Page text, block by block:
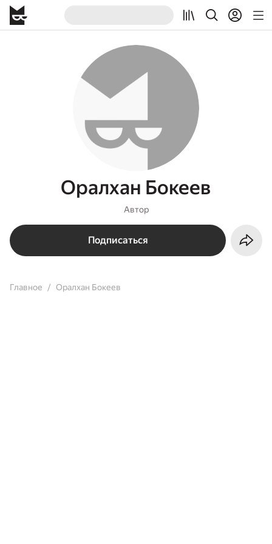
Оралхан Бокеев
Автор
Подписаться
Главное Оралхан Бокеев